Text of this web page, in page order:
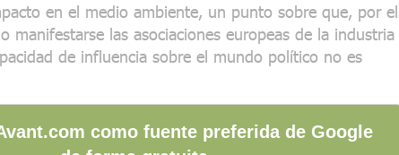
en el medio ambiente, un punto sobre que, por el
manifestarse las asociaciones europeas de la industria
de influencia sobre el mundo político no es
como fuente preferida de Google